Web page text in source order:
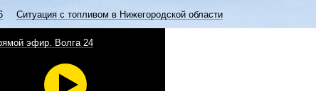
Ситуация с топливом в Нижегородской области
эфир. Волга 24